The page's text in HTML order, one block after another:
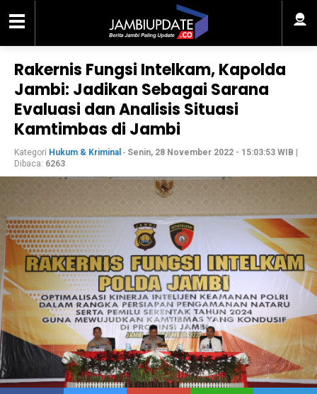
Rakernis Fungsi Intelkam, Kapolda
Jambi: Jadikan Sebagai Sarana
Evaluasi dan Analisis Situasi
Kamtimbas di Jambi
Kategori Hukum & Kriminal - Senin, 28 November 2022 - 15:03:53 WIB
Dibaca: 6263